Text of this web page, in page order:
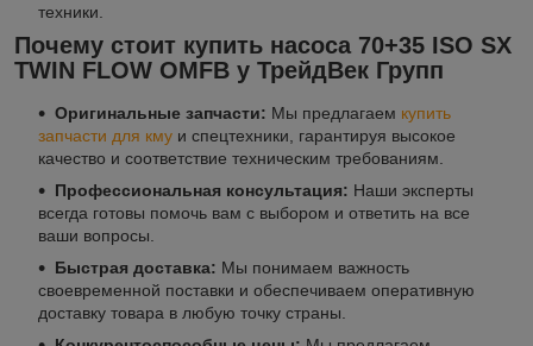
техники.
Почему стоит купить насоса 70+35 ISO SX
TWIN FLOW OMFB у ТрейдВек Групп
Оригинальные запчасти: Мы предлагаем купить
запчасти для кму и спецтехники, гарантируя высокое
качество и соответствие техническим требованиям.
Профессиональная консультация: Наши эксперты
всегда готовы помочь вам с выбором и ответить на все
ваши вопросы.
Быстрая доставка: Мы понимаем важность
своевременной поставки и обеспечиваем оперативную
доставку товара в любую точку страны.